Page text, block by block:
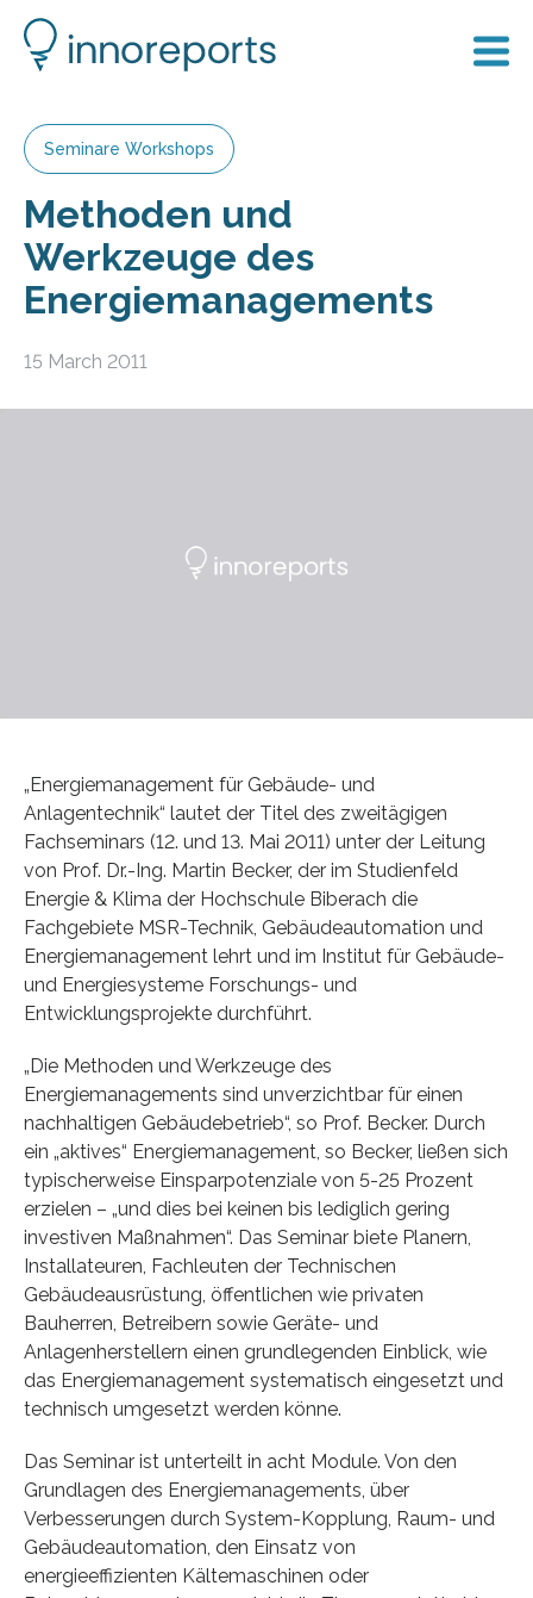
Seminare Workshops
Methoden und
Werkzeuge des
Energiemanagements
15 March 2011
„Energiemanagement für Gebäude- und
Anlagentechnik“ lautet der Titel des zweitägigen
Fachseminars (12. und 13. Mai 2011) unter der Leitung
von Prof. Dr.-Ing. Martin Becker, der im Studienfeld
Energie & Klima der Hochschule Biberach die
Fachgebiete MSR-Technik, Gebäudeautomation und
Energiemanagement lehrt und im Institut für Gebäude-
und Energiesysteme Forschungs- und
Entwicklungsprojekte durchführt.
„Die Methoden und Werkzeuge des
Energiemanagements sind unverzichtbar für einen
nachhaltigen Gebäudebetrieb“, so Prof. Becker. Durch
ein „aktives“ Energiemanagement, so Becker, ließen sich
typischerweise Einsparpotenziale von 5-25 Prozent
erzielen – „und dies bei keinen bis lediglich gering
investiven Maßnahmen“. Das Seminar biete Planern,
Installateuren, Fachleuten der Technischen
Gebäudeausrüstung, öffentlichen wie privaten
Bauherren, Betreibern sowie Geräte- und
Anlagenherstellern einen grundlegenden Einblick, wie
das Energiemanagement systematisch eingesetzt und
technisch umgesetzt werden könne.
Das Seminar ist unterteilt in acht Module. Von den
Grundlagen des Energiemanagements, über
Verbesserungen durch System-Kopplung, Raum- und
Gebäudeautomation, den Einsatz von
energieeffizienten Kältemaschinen oder